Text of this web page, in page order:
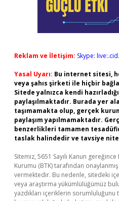
Reklam ve İletişim: Skype:
Yasal Uyarı: Bu internet sitesi,
veya şahıs şirketi ile hiçbir
Sitede yalnızca kendi
paylaşılmaktadır. Burada yer
taşımamakta olup, gerçek
paylaşım yapılmamaktadır.
benzerlikleri tamamen
taslak halindedir ve tavsiye
Sitemiz, 5651 Sayılı Kanun
Kurumu (BTK) tarafından
vermektedir. Bu nedenle, sitedeki
veya araştırma yükümlülüğümüz
yazdıkları içeriklerin